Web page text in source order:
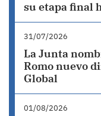
su etapa final
31/07/2026
La Junta
Romo nuevo
Global
01/08/2026